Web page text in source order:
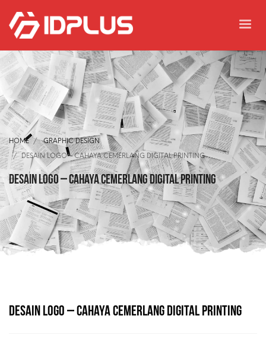
HOME
GRAPHIC DESIGN
DESAIN LOGO – CAHAYA CEMERLANG DIGITAL PRINTING
Desain Logo – Cahaya Cemerlang Digital Printing
DESAIN LOGO – CAHAYA CEMERLANG DIGITAL PRINTING